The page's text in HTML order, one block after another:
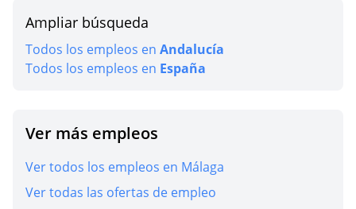
Ampliar búsqueda
Todos los empleos en Andalucía
Todos los empleos en España
Ver más empleos
Ver todos los empleos en Málaga
Ver todas las ofertas de empleo